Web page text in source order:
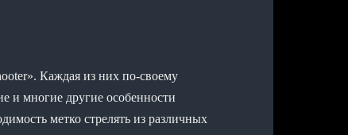
Каждая из них по-своему
и многие другие особенности
метко стрелять из различных